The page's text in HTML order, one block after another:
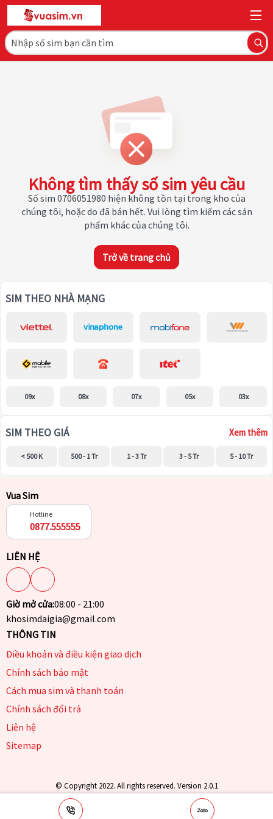
Không tìm thấy số sim yêu cầu
Số sim 0706051980 hiện không tồn tại trong kho của
chúng tôi, hoặc do đã bán hết. Vui lòng tìm kiếm các sản
phẩm khác của chúng tôi.
Trở về trang chủ
SIM THEO NHÀ MẠNG
09x 08x 07x 05x 03x
SIM THEO GIÁ Xem thêm
< 500 K 500 - 1 Tr 1 - 3 Tr 3 - 5 Tr 5 - 10 Tr
Vua Sim
Hotline
0877.555555
LIÊN HỆ
Giờ mở cửa:08:00 - 21:00
khosimdaigia@gmail.com
THÔNG TIN
Điều khoản và điều kiện giao dịch
Chính sách bảo mật
Cách mua sim và thanh toán
Chính sách đổi trả
Liên hệ
Sitemap
© Copyright 2022. All rights reserved. Version 2.0.1